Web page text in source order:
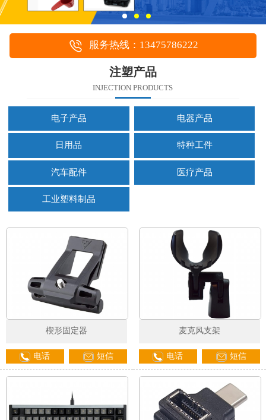
服务热线：13475786222
注塑产品
INJECTION PRODUCTS
电子产品 电器产品
日用品 特种工件
汽车配件 医疗产品
工业塑料制品
楔形固定器
电话 短信
麦克风支架
电话 短信